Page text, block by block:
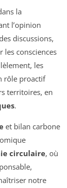
la
l’opinion
discussions,
les consciences
les
rôle proactif
territoires, en
.
et bilan carbone
circulaire, où
notre